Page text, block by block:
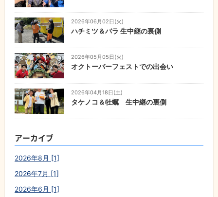
2026年06月02日(火)
ハチミツ＆バラ 生中継の裏側
2026年05月05日(火)
オクトーバーフェストでの出会い
2026年04月18日(土)
タケノコ＆牡蠣 生中継の裏側
アーカイブ
2026年8月 [1]
2026年7月 [1]
2026年6月 [1]